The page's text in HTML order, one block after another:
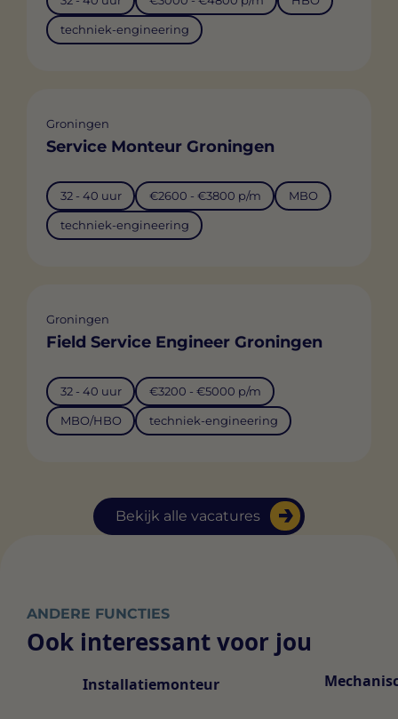
Bekijk alle vacatures
techniek-engineering
Groningen
Service Monteur Groningen
32 - 40 uur €2600 - €3800 p/m MBO
techniek-engineering
Groningen
Field Service Engineer Groningen
32 - 40 uur €3200 - €5000 p/m
MBO/HBO techniek-engineering
ANDERE FUNCTIES
Ook interessant voor jou
Installatiemonteur